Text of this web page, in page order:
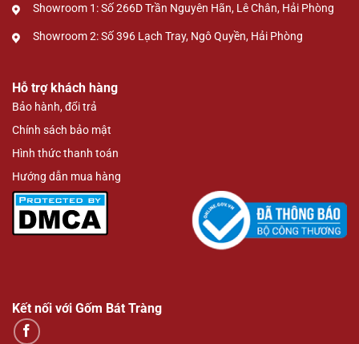
Showroom 1: Số 266D Trần Nguyên Hãn, Lê Chân, Hải Phòng
Showroom 2: Số 396 Lạch Tray, Ngô Quyền, Hải Phòng
Hỗ trợ khách hàng
Bảo hành, đổi trả
Chính sách bảo mật
Hình thức thanh toán
Hướng dẫn mua hàng
Kết nối với Gốm Bát Tràng